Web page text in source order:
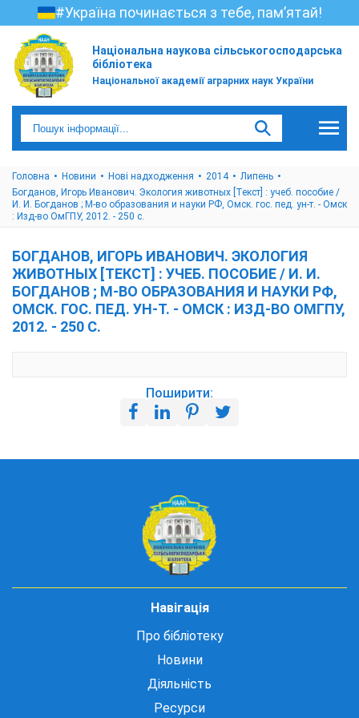
#Україна починається з тебе, пам’ятай!
Національна наукова сільськогосподарська
бібліотека
Національної академії аграрних наук України
Головна Новини Нові надходження 2014
Липень
Богданов, Игорь Иванович. Экология животных [Текст] : учеб. пособие /
И. И. Богданов ; М-во образования и науки РФ, Омск. гос. пед. ун-т. - Омск
: Изд-во ОмГПУ, 2012. - 250 с.
БОГДАНОВ, ИГОРЬ ИВАНОВИЧ. ЭКОЛОГИЯ
ЖИВОТНЫХ [ТЕКСТ] : УЧЕБ. ПОСОБИЕ / И. И.
БОГДАНОВ ; М-ВО ОБРАЗОВАНИЯ И НАУКИ РФ,
ОМСК. ГОС. ПЕД. УН-Т. - ОМСК : ИЗД-ВО ОМГПУ,
2012. - 250 С.
Поширити:
Навігація
Про бібліотеку
Новини
Діяльність
Ресурси